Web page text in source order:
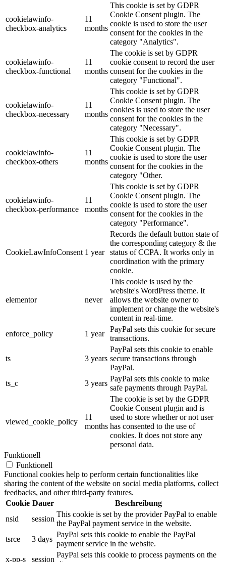
cookielawinfo-
checkbox-analytics
11
months
This cookie is set by GDPR
Cookie Consent plugin. The
cookie is used to store the user
consent for the cookies in the
category "Analytics".
cookielawinfo-
checkbox-functional
11
months
The cookie is set by GDPR
cookie consent to record the user
consent for the cookies in the
category "Functional".
cookielawinfo-
checkbox-necessary
11
months
This cookie is set by GDPR
Cookie Consent plugin. The
cookies is used to store the user
consent for the cookies in the
category "Necessary".
cookielawinfo-
checkbox-others
11
months
This cookie is set by GDPR
Cookie Consent plugin. The
cookie is used to store the user
consent for the cookies in the
category "Other.
cookielawinfo-
checkbox-performance
11
months
This cookie is set by GDPR
Cookie Consent plugin. The
cookie is used to store the user
consent for the cookies in the
category "Performance".
CookieLawInfoConsent 1 year
Records the default button state of
the corresponding category & the
status of CCPA. It works only in
coordination with the primary
cookie.
elementor never
This cookie is used by the
website's WordPress theme. It
allows the website owner to
implement or change the website's
content in real-time.
enforce_policy
1 year
PayPal sets this cookie for secure
transactions.
ts 3 years
PayPal sets this cookie to enable
secure transactions through
PayPal.
ts_c
3 years
PayPal sets this cookie to make
safe payments through PayPal.
viewed_cookie_policy
11
months
The cookie is set by the GDPR
Cookie Consent plugin and is
used to store whether or not user
has consented to the use of
cookies. It does not store any
personal data.
Funktionell
Funktionell
Functional cookies help to perform certain functionalities like
sharing the content of the website on social media platforms, collect
feedbacks, and other third-party features.
Cookie Dauer
Beschreibung
nsid
session
This cookie is set by the provider PayPal to enable
the PayPal payment service in the website.
tsrce
3 days
PayPal sets this cookie to enable the PayPal
payment service in the website.
x-pp-s
session
PayPal sets this cookie to process payments on the